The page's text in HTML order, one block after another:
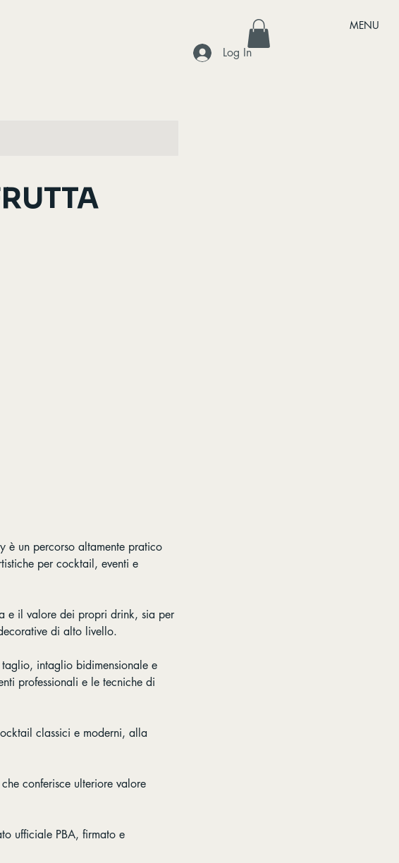
MENU
Log In
è un percorso altamente pratico
per cocktail, eventi e
e il valore dei propri drink, sia per
di alto livello.
intaglio bidimensionale e
professionali e le tecniche di
classici e moderni, alla
conferisce ulteriore valore
ufficiale PBA, firmato e